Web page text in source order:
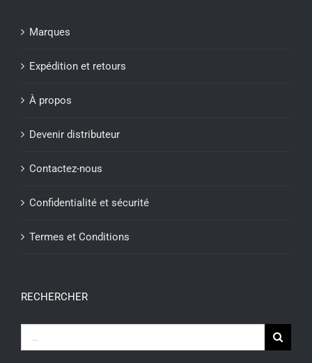
Marques
Expédition et retours
À propos
Devenir distributeur
Contactez-nous
Confidentialité et sécurité
Termes et Conditions
RECHERCHER
sur